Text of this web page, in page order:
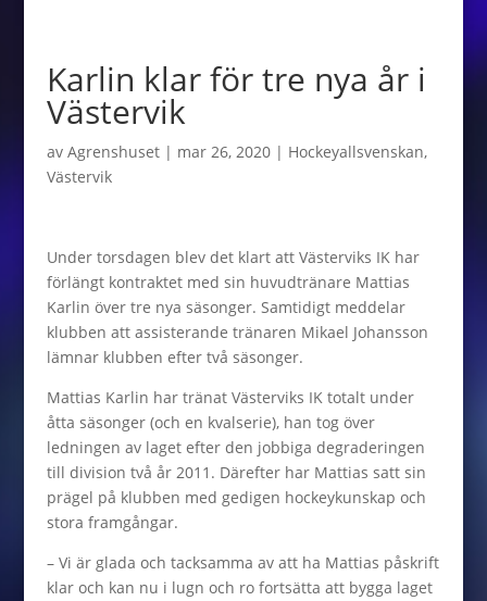
Karlin klar för tre nya år i
Västervik
av Agrenshuset| mar 26, 2020| Hockeyallsvenskan,
Västervik
Under torsdagen blev det klart att Västerviks IK har
förlängt kontraktet med sin huvudtränare Mattias
Karlin över tre nya säsonger. Samtidigt meddelar
klubben att assisterande tränaren Mikael Johansson
lämnar klubben efter två säsonger.
Mattias Karlin har tränat Västerviks IK totalt under
åtta säsonger (och en kvalserie), han tog över
ledningen av laget efter den jobbiga degraderingen
till division två år 2011. Därefter har Mattias satt sin
prägel på klubben med gedigen hockeykunskap och
stora framgångar.
– Vi är glada och tacksamma av att ha Mattias påskrift
klar och kan nu i lugn och ro fortsätta att bygga laget